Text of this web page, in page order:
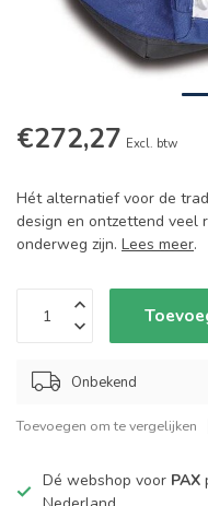
€272,27 Excl. btw
Hét alternatief voor de
design en ontzettend veel
onderweg zijn. Lees meer.
Onbekend
Toevoegen om te vergelijken
Dé webshop voor PAX